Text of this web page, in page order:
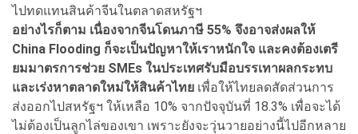
ไปทดแทนสินค้าจีนในตลาดสหรัฐฯ
อย่างไรก็ตาม เนื่องจากจีนโดนภาษี 55% จึงอาจส่งผลให้
China Flooding ก็จะเป็นปัญหาให้เราหนักใจ และคงต้องเตรี
ยมมาตรการช่วย SMEs ในประเทศรับมือบรรเทาผลกระทบ
และเร่งหาตลาดใหม่ให้สินค้าไทย เพื่อให้ไทยลดสัดส่วนการ
ส่งออกไปสหรัฐฯ ให้เหลือ 10% จากปัจจุบันที่ 18.3% เพื่อจะได้
ไม่ต้องเป็นลูกไล่ของเขา เพราะยังจะวุ่นวายอย่างนี้ไปอีกหลาย